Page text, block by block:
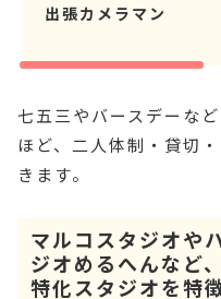
出張カメラマン
七五三やバースデーな
ほど、二人体制・貸切
きます。
マルコスタジオや
ジオめるへんなど
特化スタジオを特